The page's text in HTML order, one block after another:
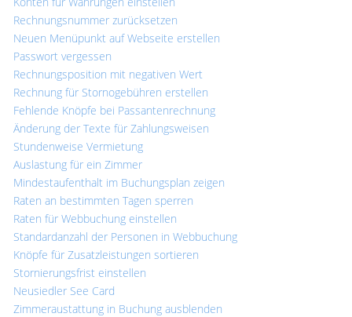
Rechnungsnummer zurücksetzen
Neuen Menüpunkt auf Webseite erstellen
Passwort vergessen
Rechnungsposition mit negativen Wert
Rechnung für Stornogebühren erstellen
Fehlende Knöpfe bei Passantenrechnung
Änderung der Texte für Zahlungsweisen
Stundenweise Vermietung
Auslastung für ein Zimmer
Mindestaufenthalt im Buchungsplan zeigen
Raten an bestimmten Tagen sperren
Raten für Webbuchung einstellen
Standardanzahl der Personen in Webbuchung
Knöpfe für Zusatzleistungen sortieren
Stornierungsfrist einstellen
Neusiedler See Card
Zimmeraustattung in Buchung ausblenden